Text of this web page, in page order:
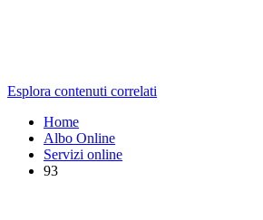
Esplora contenuti correlati
Home
Albo Online
Servizi online
93